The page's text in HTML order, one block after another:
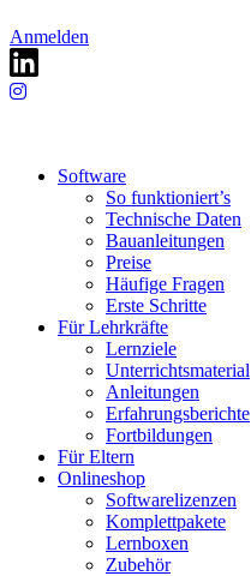
Anmelden
Software
So funktioniert’s
Technische Daten
Bauanleitungen
Preise
Häufige Fragen
Erste Schritte
Für Lehrkräfte
Lernziele
Unterrichtsmaterial
Anleitungen
Erfahrungsberichte
Fortbildungen
Für Eltern
Onlineshop
Softwarelizenzen
Komplettpakete
Lernboxen
Zubehör